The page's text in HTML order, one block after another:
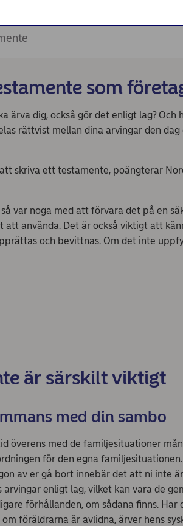
som
ärva dig, också gör det enligt lag? Och
rättvist mellan dina arvingar den
skriva ett testamente, poängterar
var noga med att förvara det på en
använda. Det är också viktigt att
och bevittnas. Om det inte
är särskilt viktigt
med din sambo
överens med de familjesituationer
för den egna
av er gå bort innebär det att ni inte
enligt lag, vilket kan vara de
förhållanden, om sådana finns. Har
föräldrarna är avlidna, ärver hens